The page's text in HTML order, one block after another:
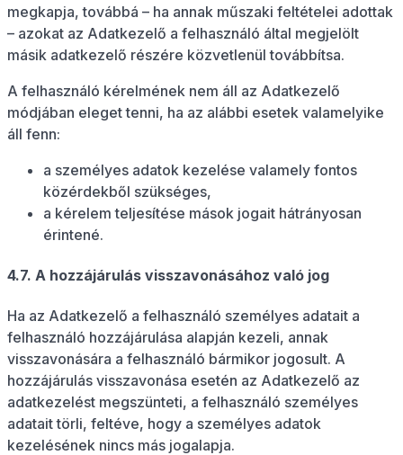
megkapja, továbbá – ha annak műszaki feltételei adottak
– azokat az Adatkezelő a felhasználó által megjelölt
másik adatkezelő részére közvetlenül továbbítsa.
A felhasználó kérelmének nem áll az Adatkezelő
módjában eleget tenni, ha az alábbi esetek valamelyike
áll fenn:
a személyes adatok kezelése valamely fontos
közérdekből szükséges,
a kérelem teljesítése mások jogait hátrányosan
érintené.
4.7. A hozzájárulás visszavonásához való jog
Ha az Adatkezelő a felhasználó személyes adatait a
felhasználó hozzájárulása alapján kezeli, annak
visszavonására a felhasználó bármikor jogosult. A
hozzájárulás visszavonása esetén az Adatkezelő az
adatkezelést megszünteti, a felhasználó személyes
adatait törli, feltéve, hogy a személyes adatok
kezelésének nincs más jogalapja.